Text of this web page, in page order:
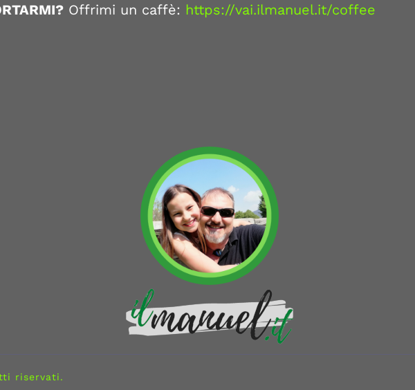
Offrimi un caffè: https://vai.ilmanuel.it/coffee
riservati.